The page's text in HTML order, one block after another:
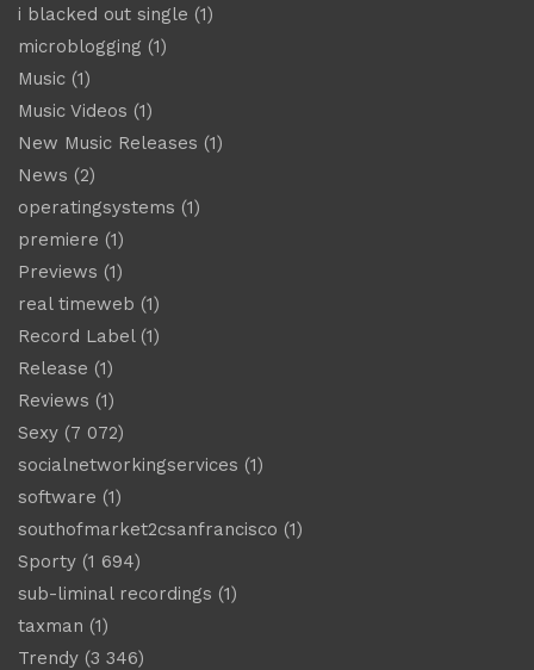
i blacked out single (1)
microblogging (1)
Music (1)
Music Videos (1)
New Music Releases (1)
News (2)
operatingsystems (1)
premiere (1)
Previews (1)
real timeweb (1)
Record Label(1)
Release (1)
Reviews (1)
Sexy (7 072)
socialnetworkingservices (1)
software (1)
southofmarket2csanfrancisco (1)
Sporty (1 694)
sub-liminal recordings (1)
taxman (1)
Trendy (3 346)